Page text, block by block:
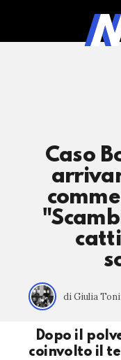
Caso
di Giulia
Dopo il
coinvolto il